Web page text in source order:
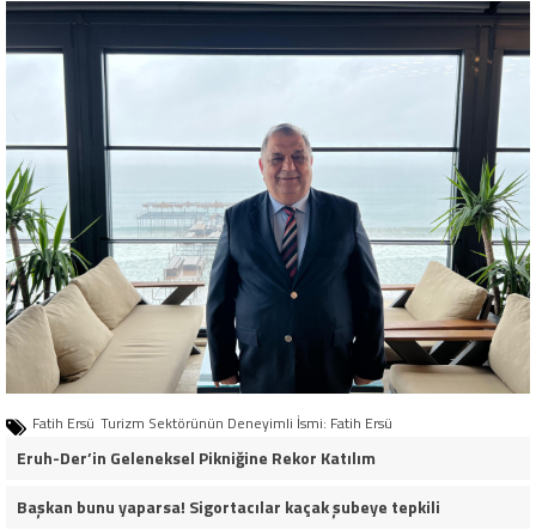
Fatih Ersü Turizm Sektörünün Deneyimli İsmi: Fatih Ersü
Eruh-Der’in Geleneksel Pikniğine Rekor Katılım
Başkan bunu yaparsa! Sigortacılar kaçak şubeye tepkili